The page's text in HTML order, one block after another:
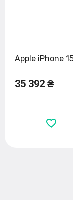
Apple iPhone
35 392 ₴